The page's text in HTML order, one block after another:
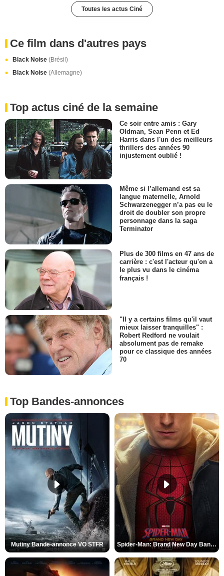
Toutes les actus Ciné
Ce film dans d'autres pays
Black Noise (Brésil)
Black Noise (Allemagne)
Top actus ciné de la semaine
Ce soir entre amis : Gary
Oldman, Sean Penn et Ed
Harris dans l'un des meilleurs
thrillers des années 90
injustement oublié !
Même si l’allemand est sa
langue maternelle, Arnold
Schwarzenegger n’a pas eu le
droit de doubler son propre
personnage dans la saga
Terminator
Plus de 300 films en 47 ans de
carrière : c'est l'acteur qu'on a
le plus vu dans le cinéma
français !
"Il y a certains films qu'il vaut
mieux laisser tranquilles" :
Robert Redford ne voulait
absolument pas de remake
pour ce classique des années
70
Top Bandes-annonces
Mutiny Bande-annonce VO STFR Spider-Man: Brand New Day Bande-annonce VO STFR